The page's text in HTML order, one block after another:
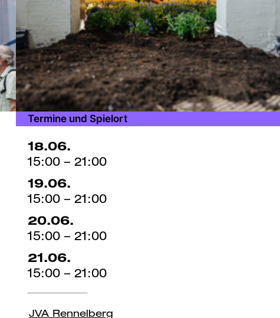
Termine und Spielort
18.06.
15:00 – 21:00
19.06.
15:00 – 21:00
20.06.
15:00 – 21:00
21.06.
15:00 – 21:00
JVA Rennelberg